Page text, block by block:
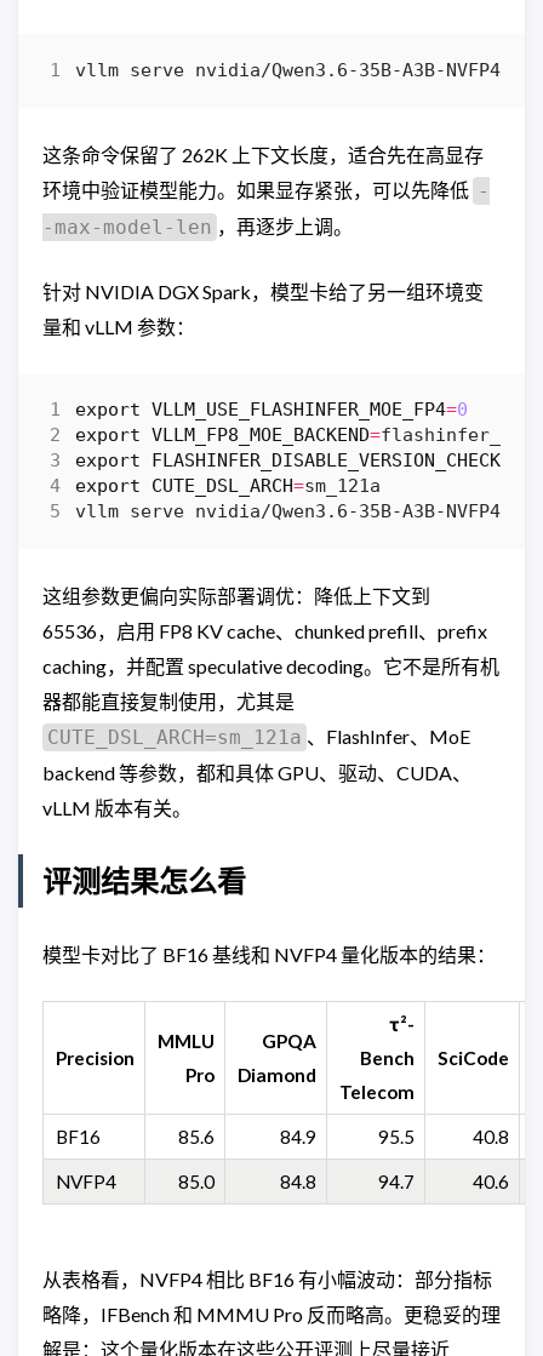
vllm serve nvidia/Qwen3.6-35B-A3B-NVFP4
这条命令保留了 262K 上下文长度，适合先在高显存
环境中验证模型能力。如果显存紧张，可以先降低 -
-max-model-len ，再逐步上调。
针对 NVIDIA DGX Spark，模型卡给了另一组环境变
量和 vLLM 参数：
export VLLM_USE_FLASHINFER_MOE_FP4=0
export VLLM_FP8_MOE_BACKEND=
export
FLASHINFER_DISABLE_VERSION_CHECK
export
CUTE_DSL_ARCH=
vllm serve nvidia/Qwen3.6-35B-A3B-NVFP4
这组参数更偏向实际部署调优：降低上下文到
65536，启用 FP8 KV cache、chunked prefill、prefix
caching，并配置 speculative decoding。它不是所有机
器都能直接复制使用，尤其是
CUTE_DSL_ARCH=sm_121a 、FlashInfer、MoE
backend 等参数，都和具体 GPU、驱动、CUDA、
vLLM 版本有关。
评测结果怎么看
模型卡对比了 BF16 基线和 NVFP4 量化版本的结果：
Precision
MMLU
Pro
GPQA
Diamond
τ²-
Bench
Telecom
SciCode
BF16 85.6 84.9 95.5 40.8
NVFP4 85.0 84.8 94.7 40.6
从表格看，NVFP4 相比 BF16 有小幅波动：部分指标
略降，IFBench 和 MMMU Pro 反而略高。更稳妥的理
解是：这个量化版本在这些公开评测上尽量接近